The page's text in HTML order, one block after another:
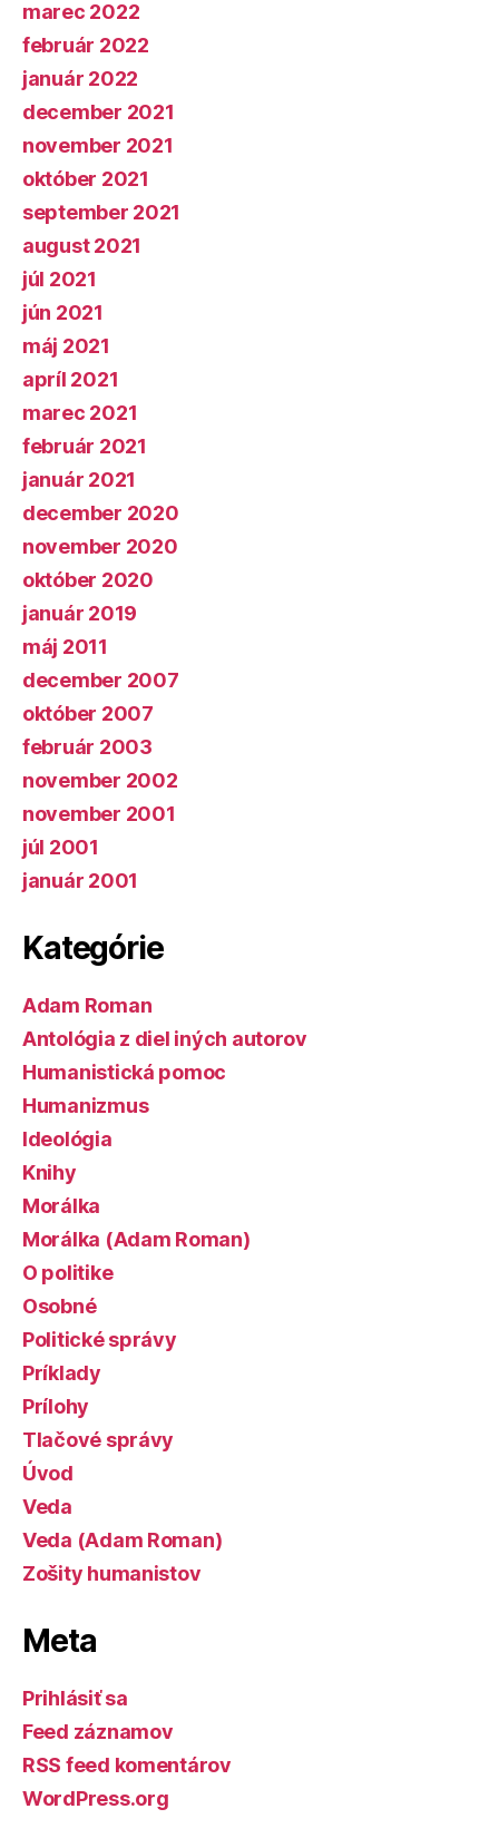
marec 2022
február 2022
január 2022
december 2021
november 2021
október 2021
september 2021
august 2021
júl 2021
jún 2021
máj 2021
apríl 2021
marec 2021
február 2021
január 2021
december 2020
november 2020
október 2020
január 2019
máj 2011
december 2007
október 2007
február 2003
november 2002
november 2001
júl 2001
január 2001
Kategórie
Adam Roman
Antológia z diel iných autorov
Humanistická pomoc
Humanizmus
Ideológia
Knihy
Morálka
Morálka (Adam Roman)
O politike
Osobné
Politické správy
Príklady
Prílohy
Tlačové správy
Úvod
Veda
Veda (Adam Roman)
Zošity humanistov
Meta
Prihlásiť sa
Feed záznamov
RSS feed komentárov
WordPress.org